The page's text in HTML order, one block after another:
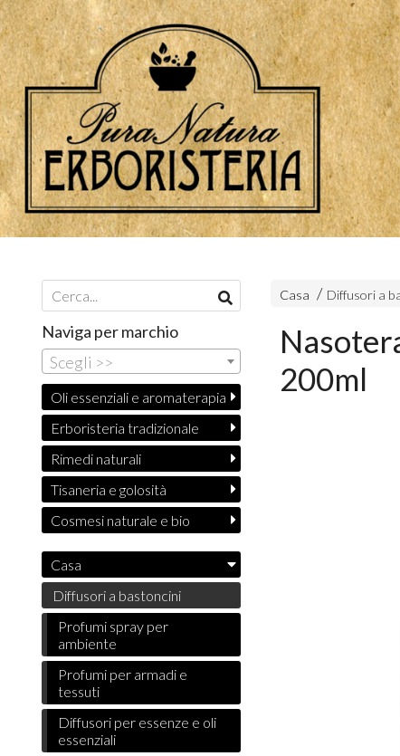
Casa Diffusori a
200ml
Naviga per marchio
Scegli >>
Oli essenziali e aromaterapia
Erboristeria tradizionale
Rimedi naturali
Tisaneria e golosità
Cosmesi naturale e bio
Casa
Diffusori a bastoncini
Profumi spray per
ambiente
Profumi per armadi e
tessuti
Diffusori per essenze e oli
essenziali